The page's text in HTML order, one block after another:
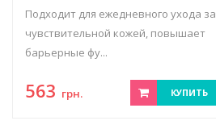
Подходит для ежедневного ухода за
чувствительной кожей, повышает
барьерные фу...
563 грн. КУПИТЬ